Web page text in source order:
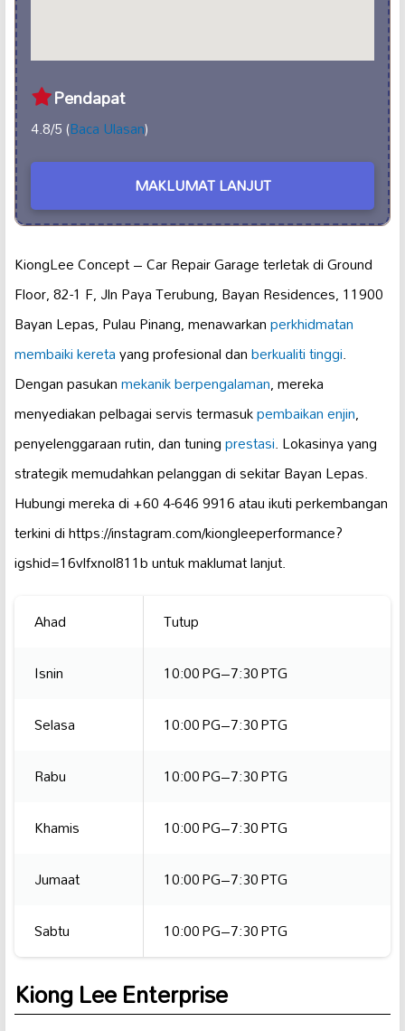
Pendapat
4.8/5 (Baca Ulasan)
MAKLUMAT LANJUT
KiongLee Concept – Car Repair Garage terletak di Ground
Floor, 82-1 F, Jln Paya Terubung, Bayan Residences, 11900
Bayan Lepas, Pulau Pinang, menawarkanperkhidmatan
membaiki keretayang profesional danberkualiti tinggi.
Dengan pasukanmekanik berpengalaman, mereka
menyediakan pelbagai servis termasukpembaikan enjin,
penyelenggaraan rutin, dan tuningprestasi. Lokasinya yang
strategik memudahkan pelanggan di sekitar Bayan Lepas.
Hubungi mereka di +60 4-646 9916 atau ikuti perkembangan
terkini di https://instagram.com/kiongleeperformance?
igshid=16vlfxnol811b untuk maklumat lanjut.
Ahad
Tutup
Isnin
10:00 PG–7:30 PTG
Selasa
10:00 PG–7:30 PTG
Rabu
10:00 PG–7:30 PTG
Khamis
10:00 PG–7:30 PTG
Jumaat
10:00 PG–7:30 PTG
Sabtu
10:00 PG–7:30 PTG
Kiong Lee Enterprise